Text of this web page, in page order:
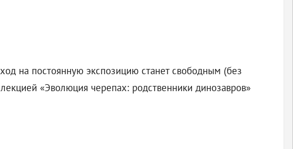
на постоянную экспозицию станет свободным (без
«Эволюция черепах: родственники динозавров»